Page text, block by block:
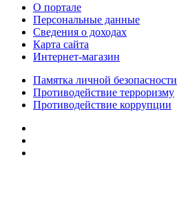
О портале
Персональные данные
Сведения о доходах
Карта сайта
Интернет-магазин
Памятка личной безопасности
Противодействие терроризму
Противодействие коррупции